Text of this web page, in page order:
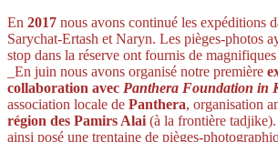
En 2017 nous avons continué les expéditions
Sarychat-Ertash et Naryn. Les pièges-photos
stop dans la réserve ont fournis de magnifiques
_En juin nous avons organisé notre première
collaboration avec Panthera Foundation in
association locale de Panthera, organisation
région des Pamirs Alai (à la frontière
ainsi posé une trentaine de pièges-